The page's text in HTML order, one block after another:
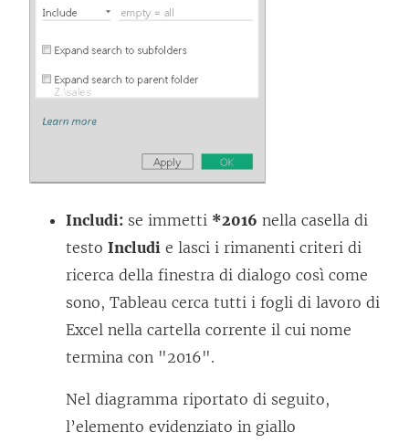
Includi: se immetti *2016 nella casella di
testo Includi e lasci i rimanenti criteri di
ricerca della finestra di dialogo così come
sono, Tableau cerca tutti i fogli di lavoro di
Excel nella cartella corrente il cui nome
termina con "2016".
Nel diagramma riportato di seguito,
l’elemento evidenziato in giallo